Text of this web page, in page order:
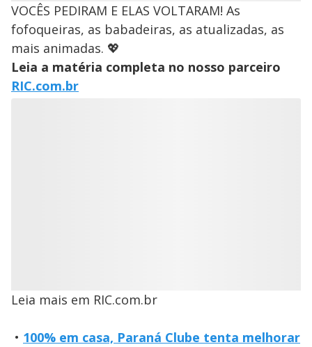
VOCÊS PEDIRAM E ELAS VOLTARAM! As
fofoqueiras, as babadeiras, as atualizadas, as
mais animadas. 💖
Leia a matéria completa no nosso parceiro
RIC.com.br
Leia mais em RIC.com.br
• 100% em casa, Paraná Clube tenta melhorar